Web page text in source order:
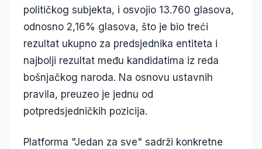
političkog subjekta, i osvojio 13.760 glasova,
odnosno 2,16% glasova, što je bio treći
rezultat ukupno za predsjednika entiteta i
najbolji rezultat među kandidatima iz reda
bošnjačkog naroda. Na osnovu ustavnih
pravila, preuzeo je jednu od
potpredsjedničkih pozicija.
Platforma "Jedan za sve" sadrži konkretne